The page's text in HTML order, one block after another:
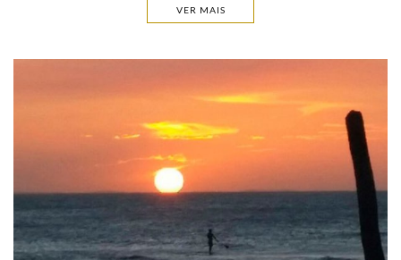
VER MAIS